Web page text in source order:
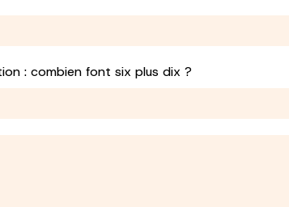
: combien font six plus dix ?